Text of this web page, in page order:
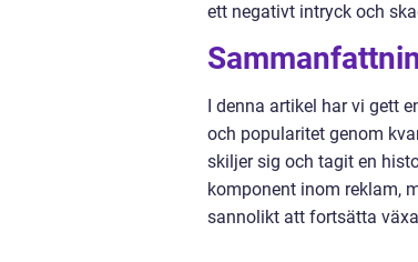
ett negativt intryck och
I denna artikel har vi gett
och popularitet genom
skiljer sig och tagit en
komponent inom reklam,
sannolikt att fortsätta